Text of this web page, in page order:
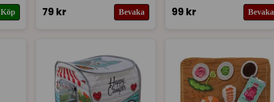
Köp 79 kr Bevaka 99 kr Bevaka